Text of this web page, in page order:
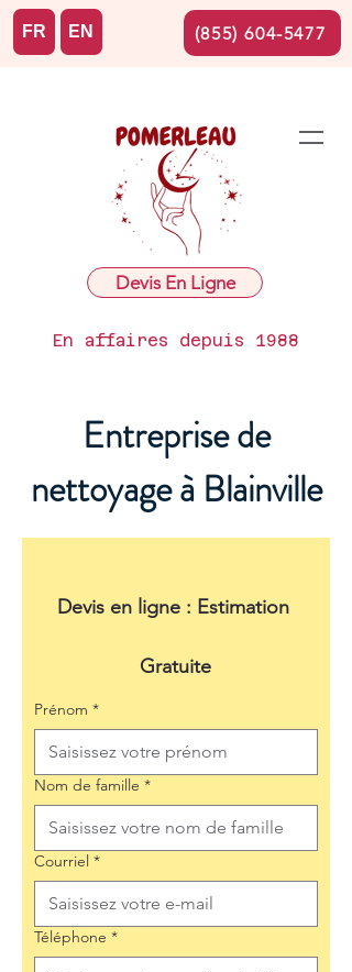
Devis En Ligne
En affaires depuis 1988
FR EN (855) 604-5477
Entreprise de
nettoyage à Blainville
Devis en ligne : Estimation
Gratuite
Prénom *
Nom de famille *
Courriel *
Téléphone *